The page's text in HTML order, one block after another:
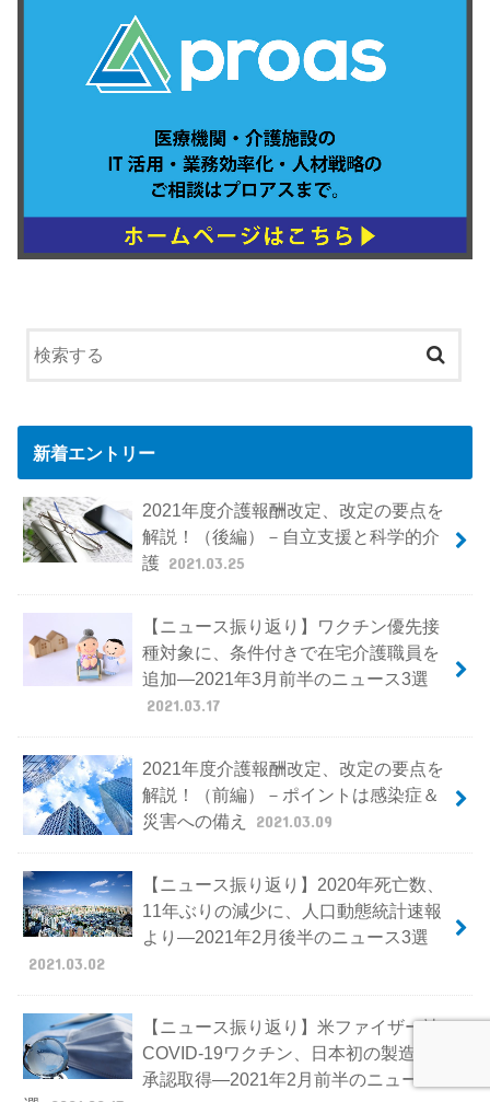
新着エントリー
2021年度介護報酬改定、改定の要点を
解説！（後編）－自立支援と科学的介
護 2021.03.25
【ニュース振り返り】ワクチン優先接
種対象に、条件付きで在宅介護職員を
追加―2021年3月前半のニュース3選
2021.03.17
2021年度介護報酬改定、改定の要点を
解説！（前編）－ポイントは感染症＆
災害への備え
2021.03.09
【ニュース振り返り】2020年死亡数、
11年ぶりの減少に、人口動態統計速報
より―2021年2月後半のニュース3選
2021.03.02
【ニュース振り返り】米ファイザー社
COVID-19ワクチン、日本初の製造販売
承認取得―2021年2月前半のニュース3